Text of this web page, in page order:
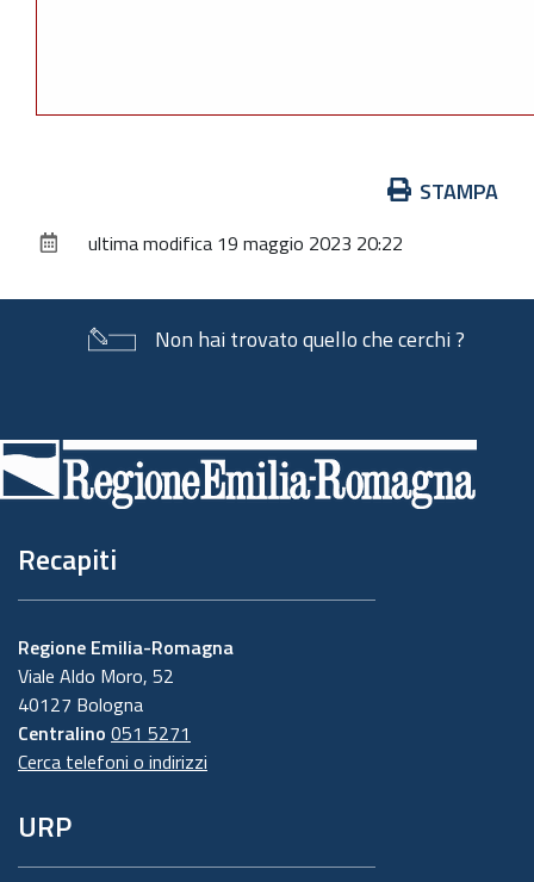
documento
STAMPA
ultima modifica 19 maggio 2023 20:22
Non hai trovato quello che cerchi ?
di
pagina
Recapiti
Regione Emilia-Romagna
Viale Aldo Moro, 52
40127 Bologna
Centralino 051 5271
Cerca telefoni o indirizzi
URP